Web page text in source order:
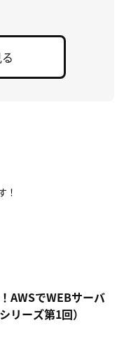
！
AWSでWEBサーバ
リーズ第1回）